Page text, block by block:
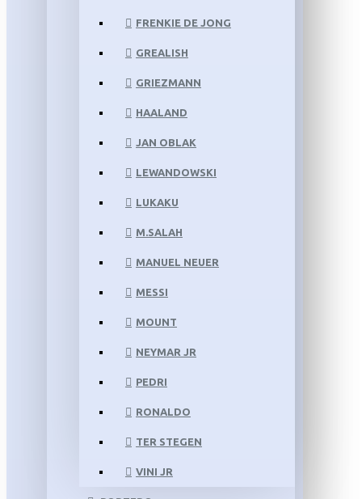
FRENKIE DE JONG
GREALISH
GRIEZMANN
HAALAND
JAN OBLAK
LEWANDOWSKI
LUKAKU
M.SALAH
MANUEL NEUER
MESSI
MOUNT
NEYMAR JR
PEDRI
RONALDO
TER STEGEN
VINI JR